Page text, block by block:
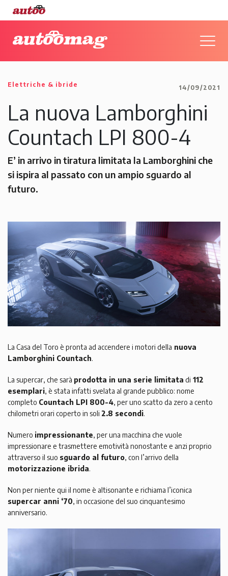
Elettriche & ibride 14/09/2021
La nuova Lamborghini
Countach LPI 800-4
E’ in arrivo in tiratura limitata la Lamborghini che
si ispira al passato con un ampio sguardo al
futuro.
La Casa del Toro è pronta ad accendere i motori della nuova
Lamborghini Countach.
La supercar, che sarà prodotta in una serie limitata di 112
esemplari, è stata infatti svelata al grande pubblico: nome
completo Countach LPI 800-4, per uno scatto da zero a cento
chilometri orari coperto in soli 2.8 secondi.
Numero impressionante, per una macchina che vuole
impressionare e trasmettere emotività nonostante e anzi proprio
attraverso il suo sguardo al futuro, con l’arrivo della
motorizzazione ibrida.
Non per niente qui il nome è altisonante e richiama l’iconica
supercar anni ‘70, in occasione del suo cinquantesimo
anniversario.